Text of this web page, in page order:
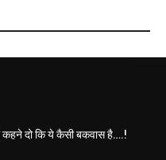
कहने दो कि ये कैसी बकवास है….!